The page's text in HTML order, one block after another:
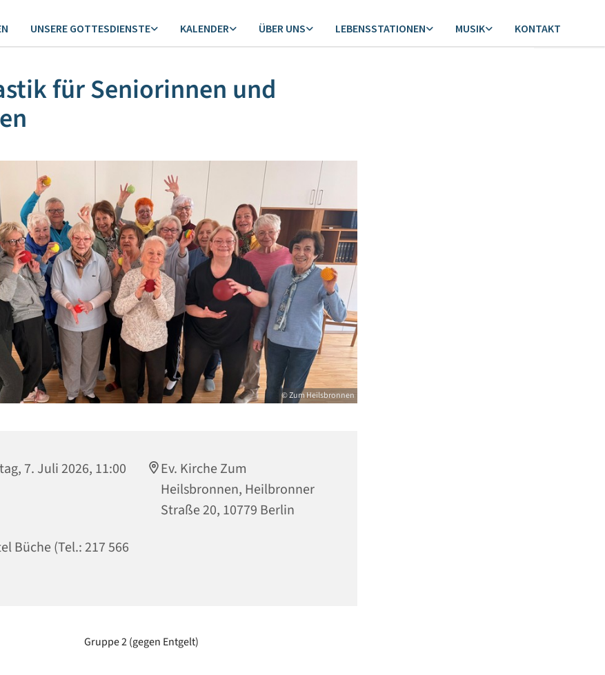
UNSERE GOTTESDIENSTE KALENDER ÜBER UNS LEBENSSTATIONEN MUSIK KONTAKT
für Seniorinnen und
© Zum Heilsbronnen
7. Juli 2026, 11:00
Ev. Kirche Zum
Heilsbronnen, Heilbronner
Straße 20, 10779 Berlin
Büche (Tel.: 217 566
Gruppe 2 (gegen Entgelt)